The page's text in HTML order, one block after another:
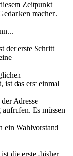
Zeitpunkt
machen.
der erste Schritt,
ist das erst einmal
Adresse
Es müssen
ein Wahlvorstand
die erste -bisher